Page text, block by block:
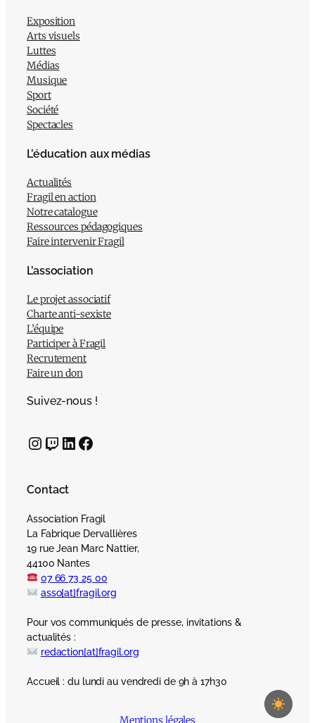
Exposition
Arts visuels
Luttes
Médias
Musique
Sport
Société
Spectacles
L’éducation aux médias
Actualités
Fragil en action
Notre catalogue
Ressources pédagogiques
Faire intervenir Fragil
L’association
Le projet associatif
Charte anti-sexiste
L’équipe
Participer à Fragil
Recrutement
Faire un don
Suivez-nous !
InstagramTwitch LinkedIn Facebook
Contact
Association Fragil
La Fabrique Dervallières
19 rue Jean Marc Nattier,
44100 Nantes
07 66 73 25 00
asso[at]fragil.org
Pour vos communiqués de presse, invitations &
actualités :
redaction[at]fragil.org
Accueil : du lundi au vendredi de 9h à 17h30
Mentions légales